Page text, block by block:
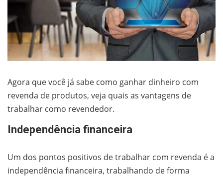
Agora que você já sabe como ganhar dinheiro com
revenda de produtos, veja quais as vantagens de
trabalhar como revendedor.
Independência financeira
Um dos pontos positivos de trabalhar com revenda é a
independência financeira, trabalhando de forma